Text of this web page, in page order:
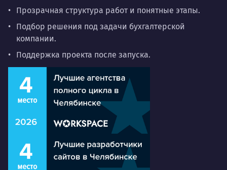
Прозрачная структура работ и понятные этапы.
Подбор решения под задачи бухгалтерской
компании.
Поддержка проекта после запуска.